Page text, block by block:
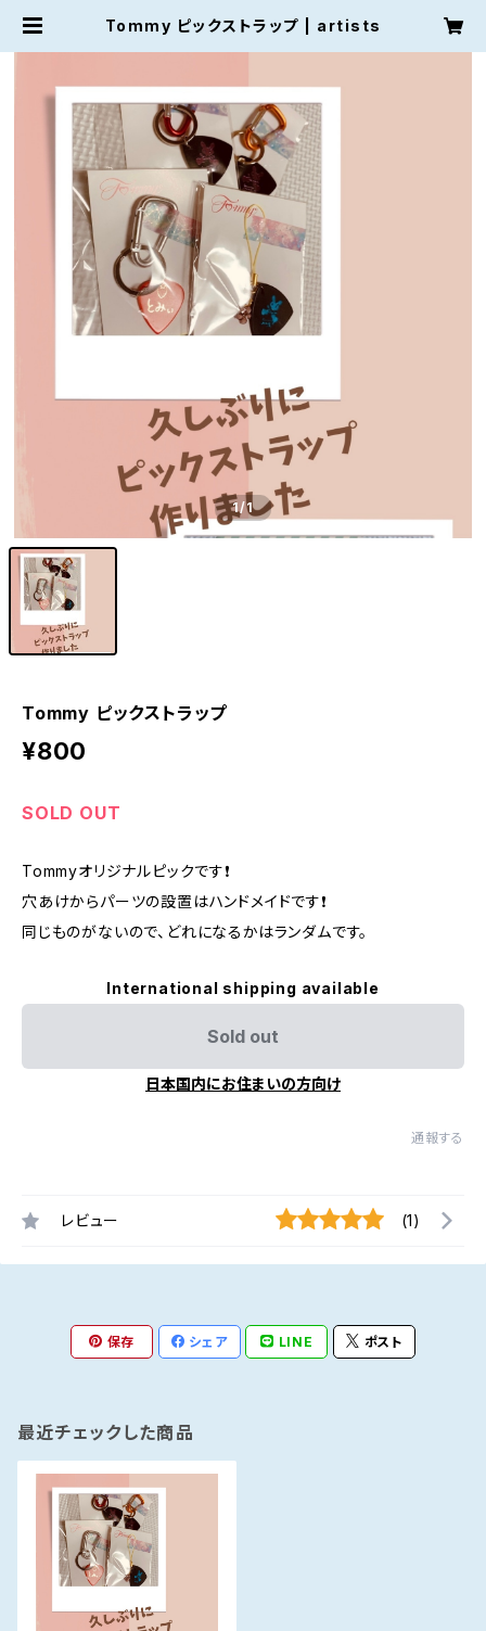
Tommy ピックストラップ | artists
1/1
Tommy ピックストラップ
¥800
SOLD OUT
Tommyオリジナルピックです❗️
穴あけからパーツの設置はハンドメイドです❗️
同じものがないので、どれになるかはランダムです。
International shipping available
Sold out
日本国内にお住まいの方向け
通報する
レビュー (1)
保存 シェア LINE ポスト
最近チェックした商品